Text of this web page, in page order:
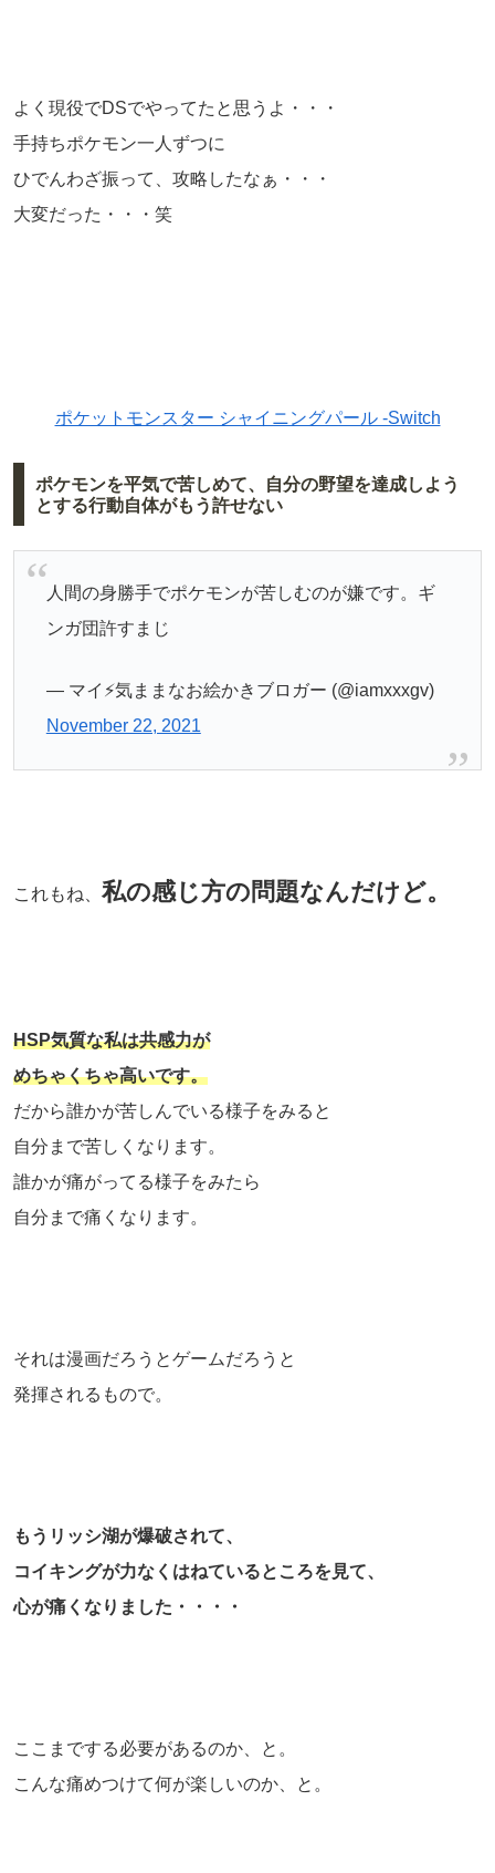
よく現役でDSでやってたと思うよ・・・
手持ちポケモン一人ずつに
ひでんわざ振って、攻略したなぁ・・・
大変だった・・・笑
ポケットモンスター シャイニングパール -Switch
ポケモンを平気で苦しめて、自分の野望を達成しよう
とする行動自体がもう許せない
人間の身勝手でポケモンが苦しむのが嫌です。ギ
ンガ団許すまじ
— マイ⚡️気ままなお絵かきブロガー (@iamxxxgv)
November 22, 2021
これもね、 私の感じ方の問題なんだけど。
HSP気質な私は共感力が
めちゃくちゃ高いです。
だから誰かが苦しんでいる様子をみると
自分まで苦しくなります。
誰かが痛がってる様子をみたら
自分まで痛くなります。
それは漫画だろうとゲームだろうと
発揮されるもので。
もうリッシ湖が爆破されて、
コイキングが力なくはねているところを見て、
心が痛くなりました・・・・
ここまでする必要があるのか、と。
こんな痛めつけて何が楽しいのか、と。